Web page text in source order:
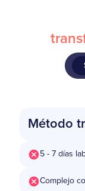
Método
5 - 7 días
Complejo